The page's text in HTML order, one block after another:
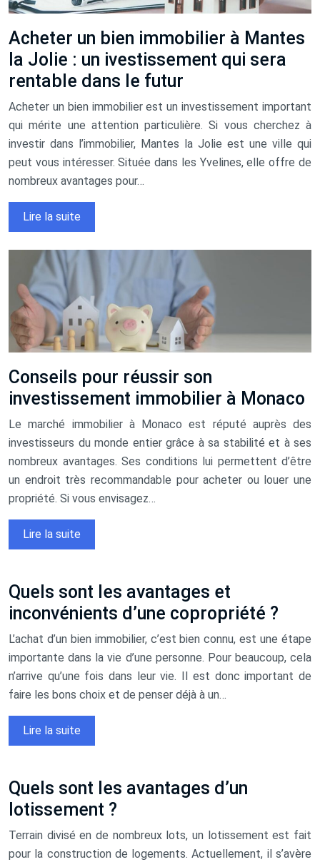
Acheter un bien immobilier à Mantes
la Jolie : un ivestissement qui sera
rentable dans le futur
Acheter un bien immobilier est un investissement important
qui mérite une attention particulière. Si vous cherchez à
investir dans l’immobilier, Mantes la Jolie est une ville qui
peut vous intéresser. Située dans les Yvelines, elle offre de
nombreux avantages pour…
Lire la suite
Conseils pour réussir son
investissement immobilier à Monaco
Le marché immobilier à Monaco est réputé auprès des
investisseurs du monde entier grâce à sa stabilité et à ses
nombreux avantages. Ses conditions lui permettent d’être
un endroit très recommandable pour acheter ou louer une
propriété. Si vous envisagez…
Lire la suite
Quels sont les avantages et
inconvénients d’une copropriété ?
L’achat d’un bien immobilier, c’est bien connu, est une étape
importante dans la vie d’une personne. Pour beaucoup, cela
n’arrive qu’une fois dans leur vie. Il est donc important de
faire les bons choix et de penser déjà à un…
Lire la suite
Quels sont les avantages d’un
lotissement ?
Terrain divisé en de nombreux lots, un lotissement est fait
pour la construction de logements. Actuellement, il s’avère